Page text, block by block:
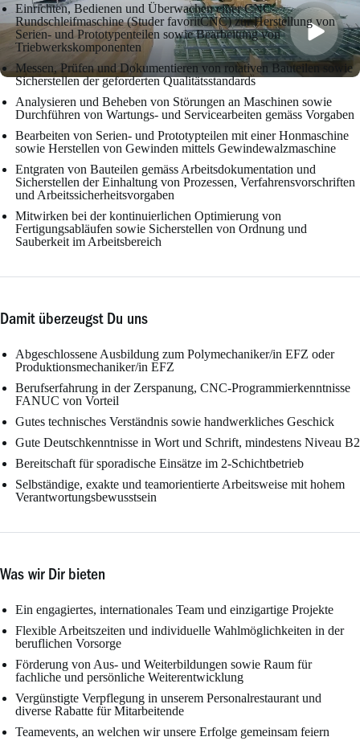
Einrichten, Bedienen und Überwachen einer CNC-
Rundschleifmaschine (Studer favoritCNC) zur Herstellung von
Serien- und Prototypenteilen sowie Bearbeitung von
Triebwerkskomponenten
Messen, Prüfen und Dokumentieren von rotativen Bauteilen sowie
Sicherstellen der geforderten Qualitätsstandards
Analysieren und Beheben von Störungen an Maschinen sowie
Durchführen von Wartungs- und Servicearbeiten gemäss Vorgaben
Bearbeiten von Serien- und Prototypteilen mit einer Honmaschine
sowie Herstellen von Gewinden mittels Gewindewalzmaschine
Entgraten von Bauteilen gemäss Arbeitsdokumentation und
Sicherstellen der Einhaltung von Prozessen, Verfahrensvorschriften
und Arbeitssicherheitsvorgaben
Mitwirken bei der kontinuierlichen Optimierung von
Fertigungsabläufen sowie Sicherstellen von Ordnung und
Sauberkeit im Arbeitsbereich
Damit überzeugst Du uns
Abgeschlossene Ausbildung zum Polymechaniker/in EFZ oder
Produktionsmechaniker/in EFZ
Berufserfahrung in der Zerspanung, CNC-Programmierkenntnisse
FANUC von Vorteil
Gutes technisches Verständnis sowie handwerkliches Geschick
Gute Deutschkenntnisse in Wort und Schrift, mindestens Niveau B2
Bereitschaft für sporadische Einsätze im 2-Schichtbetrieb
Selbständige, exakte und teamorientierte Arbeitsweise mit hohem
Verantwortungsbewusstsein
Was wir Dir bieten
Ein engagiertes, internationales Team und einzigartige Projekte
Flexible Arbeitszeiten und individuelle Wahlmöglichkeiten in der
beruflichen Vorsorge
Förderung von Aus- und Weiterbildungen sowie Raum für
fachliche und persönliche Weiterentwicklung
Vergünstigte Verpflegung in unserem Personalrestaurant und
diverse Rabatte für Mitarbeitende
Teamevents, an welchen wir unsere Erfolge gemeinsam feiern